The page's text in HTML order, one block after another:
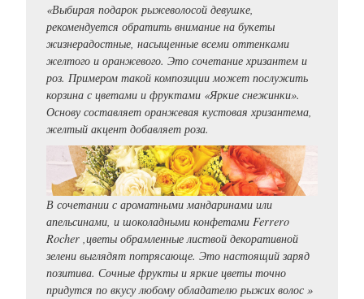
«Выбирая подарок рыжеволосой девушке,
рекомендуется обратить внимание на букеты
жизнерадостные, насыщенные всеми оттенками
желтого и оранжевого. Это сочетание хризантем и
роз. Примером такой композиции может послужить
корзина с цветами и фруктами «Яркие снежинки».
Основу составляет оранжевая кустовая хризантема,
желтый акцент добавляет роза.
В сочетании с ароматными мандаринами или
апельсинами, и шоколадными конфетами Ferrero
Rocher ,цветы обрамленные листвой декоративной
зелени выглядят потрясающе. Это настоящий заряд
позитива. Сочные фрукты и яркие цветы точно
придутся по вкусу любому обладателю рыжих волос »